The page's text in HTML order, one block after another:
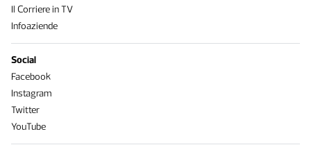
Il Corriere in TV
Infoaziende
Social
Facebook
Instagram
Twitter
YouTube